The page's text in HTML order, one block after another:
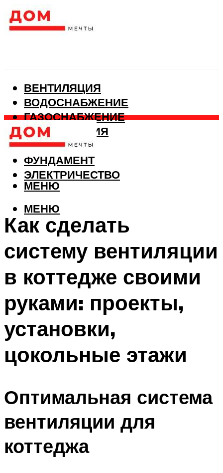
ВЕНТИЛЯЦИЯ
ВОДОСНАБЖЕНИЕ
ГАЗОСНАБЖЕНИЕ
КАНАЛИЗАЦИЯ
ОТОПЛЕНИЕ
ФУНДАМЕНТ
ЭЛЕКТРИЧЕСТВО
МЕНЮ
МЕНЮ
Как сделать
систему вентиляции
в коттедже своими
руками: проекты,
установки,
цокольные этажи
Оптимальная система
вентиляции для
коттеджа